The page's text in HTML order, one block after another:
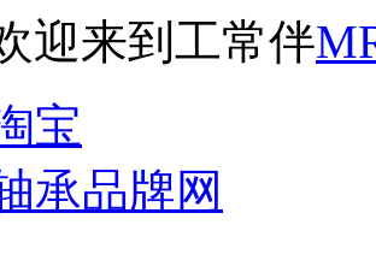
迎来到工常伴
宝
承品牌网